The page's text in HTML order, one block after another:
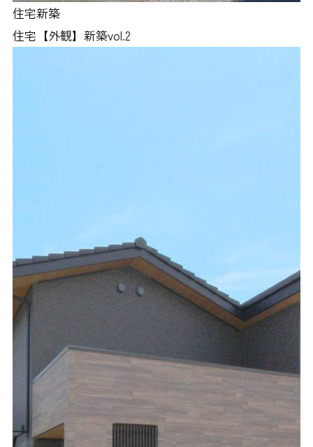
住宅新築
住宅【外観】新築vol.2